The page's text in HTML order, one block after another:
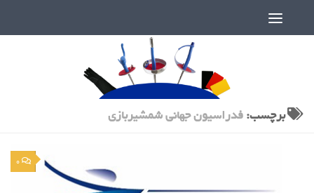
برچسب:فدراسیون جهانی شمشیربازی
0